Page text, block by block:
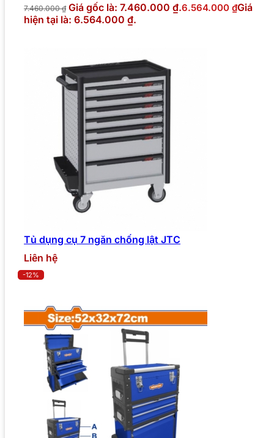
7.460.000₫ Giá gốc là: 7.460.000 ₫.6.564.000 ₫Giá
hiện tại là: 6.564.000 ₫.
Tủ dụng cụ 7 ngăn chống lật JTC
Liên hệ
-12%